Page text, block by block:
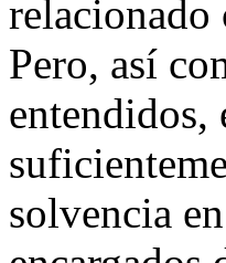
relacionado
Pero, así
entendidos,
solvencia